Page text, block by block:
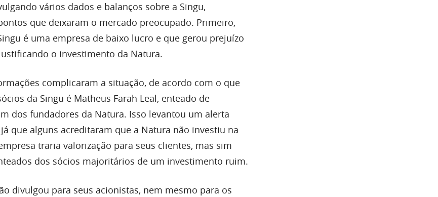
vários dados e balanços sobre a Singu,
que deixaram o mercado preocupado. Primeiro,
é uma empresa de baixo lucro e que gerou prejuízo
o investimento da Natura.
complicaram a situação, de acordo com o que
da Singu é Matheus Farah Leal, enteado de
dos fundadores da Natura. Isso levantou um alerta
que alguns acreditaram que a Natura não investiu na
traria valorização para seus clientes, mas sim
dos sócios majoritários de um investimento ruim.
divulgou para seus acionistas, nem mesmo para os